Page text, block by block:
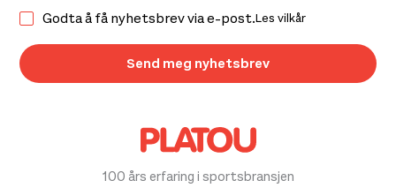
100 års erfaring i sportsbransjen
Godta å få nyhetsbrev via e-post.Les vilkår